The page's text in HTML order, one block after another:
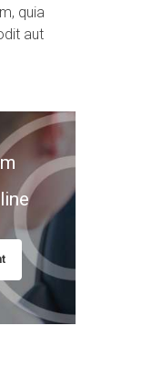
quia
aut